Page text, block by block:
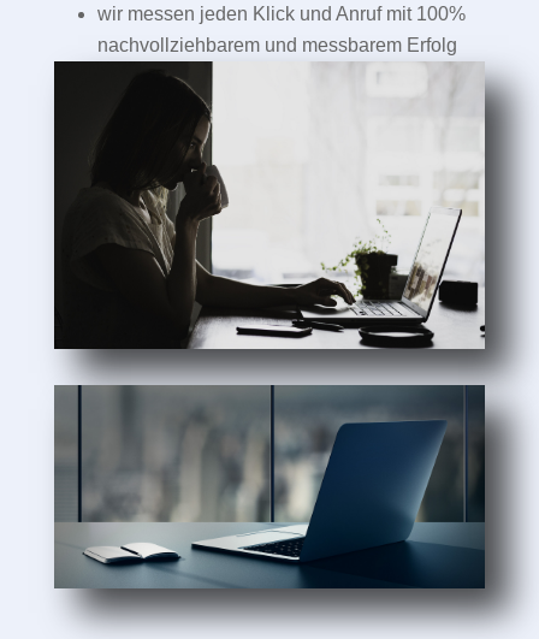
wir messen jeden Klick und Anruf mit 100%
nachvollziehbarem und messbarem Erfolg